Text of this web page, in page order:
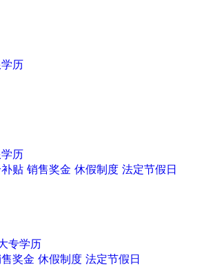
历
历
贴 销售奖金 休假制度 法定节假日
专学历
奖金 休假制度 法定节假日